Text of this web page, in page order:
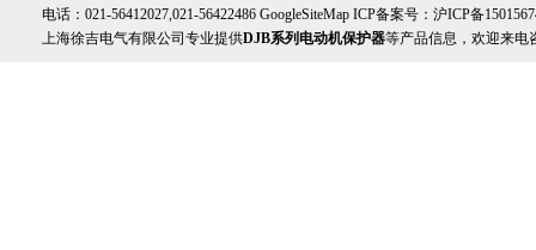
电话：021-56412027,021-56422486 GoogleSiteMap ICP备案号： 沪ICP备
上海徐吉电气有限公司专业提供DJB系列电动机保护器等产品信息，欢迎来电